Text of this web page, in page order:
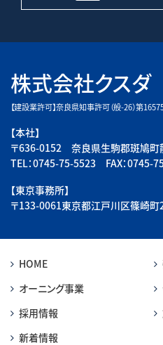
株式会社クスダ
【建設業許可】奈良県知事許可（般-26）第
【本社】
〒636-0152 奈良県生駒郡斑鳩町
TEL：0745-75-5523 FAX：0745-
【東京事務所】
〒133-0061東京都江戸川区篠崎
HOME
オーニング事業
採用情報
新着情報